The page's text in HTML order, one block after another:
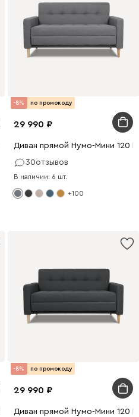
Оливковый
-8% по промокоду
29 990
Диван прямой Нумо-Мини 120
30отзывов
В наличии: 6 шт.
+100
Кремовый
-8% по промокоду
29 990
Диван прямой Нумо-Мини 120